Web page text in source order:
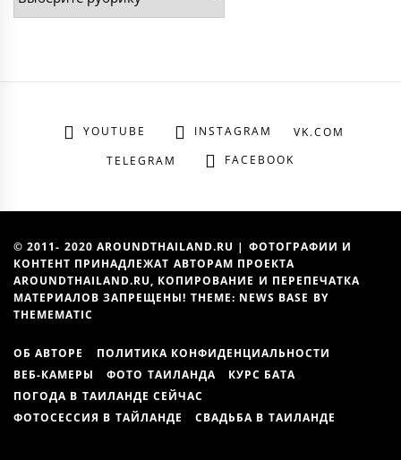
YOUTUBE INSTAGRAM
VK.COM
TELEGRAM
FACEBOOK
© 2011- 2020 AROUNDTHAILAND.RU | ФОТОГРАФИИ И
КОНТЕНТ ПРИНАДЛЕЖАТ АВТОРАМ ПРОЕКТА
AROUNDTHAILAND.RU, КОПИРОВАНИЕ И ПЕРЕПЕЧАТКА
МАТЕРИАЛОВ ЗАПРЕЩЕНЫ! THEME: NEWS BASE BY
THEMEMATIC
ОБ АВТОРЕ
ПОЛИТИКА КОНФИДЕНЦИАЛЬНОСТИ
ВЕБ-КАМЕРЫ
ФОТО ТАИЛАНДА
КУРС БАТА
ПОГОДА В ТАИЛАНДЕ СЕЙЧАС
ФОТОСЕССИЯ В ТАЙЛАНДЕ
СВАДЬБА В ТАИЛАНДЕ